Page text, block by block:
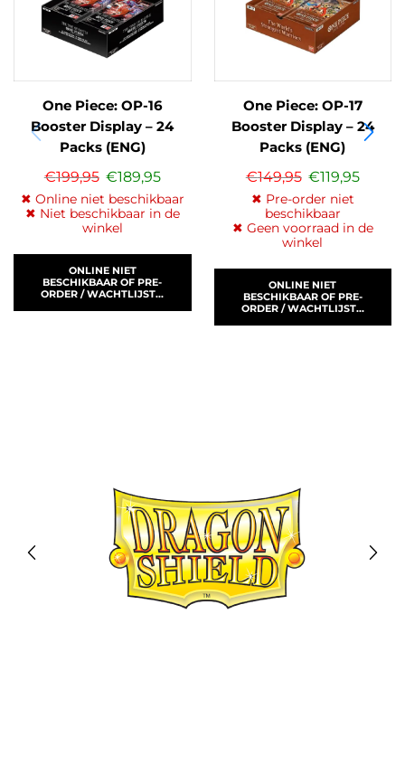
One Piece: OP-16
Booster Display – 24
Packs (ENG)
€199,95 €189,95
✖ Online niet beschikbaar
✖ Niet beschikbaar in de
winkel
ONLINE NIET
BESCHIKBAAR OF PRE-
ORDER / WACHTLIJST...
One Piece: OP-17
Booster Display – 24
Packs (ENG)
€149,95 €119,95
✖ Pre-order niet
beschikbaar
✖ Geen voorraad in de
winkel
ONLINE NIET
BESCHIKBAAR OF PRE-
ORDER / WACHTLIJST...